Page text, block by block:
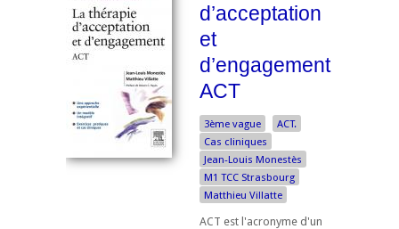
d’acceptation
et
d’engagement
ACT
3ème vague
ACT.
Cas cliniques
Jean-Louis Monestès
M1 TCC Strasbourg
Matthieu Villatte
ACT est l'acronyme d'un